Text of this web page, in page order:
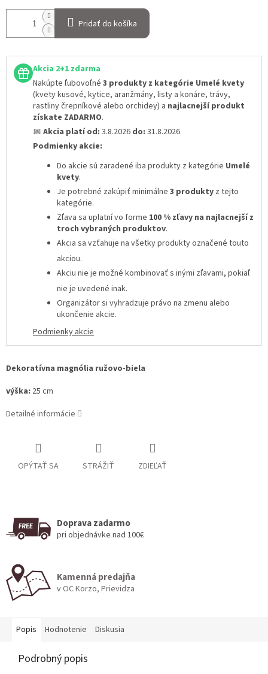
Pridať do košíka
Akcia 2+1 zdarma
Nakúpte ľubovoľné 3 produkty z kategórie Umelé kvety
(kvety kusové, kytice, aranžmány, listy a konáre, trávy,
rastliny črepníkové alebo orchidey) a najlacnejší produkt
získate ZADARMO.
📅 Akcia platí od: 3.8.2026 do: 31.8.2026
Podmienky akcie:
Do akcie sú zaradené iba produkty z kategórie Umelé
kvety.
Je potrebné zakúpiť minimálne 3 produkty z tejto
kategórie.
Zľava sa uplatní vo forme 100 % zľavy na najlacnejší z
troch vybraných produktov.
Akcia sa vzťahuje na všetky produkty označené touto
akciou.
Akciu nie je možné kombinovať s inými zľavami, pokiaľ
nie je uvedené inak.
Organizátor si vyhradzuje právo na zmenu alebo
ukončenie akcie.
Podmienky akcie
Dekoratívna magnólia ružovo-biela
výška: 25 cm
Detailné informácie
OPÝTAŤ SA STRÁŽIŤ ZDIEĽAŤ
Doprava zadarmo
pri objednávke nad 100€
Kamenná predajňa
v OC Korzo, Prievidza
Popis Hodnotenie Diskusia
Podrobný popis